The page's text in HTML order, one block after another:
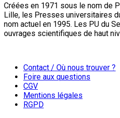
Créées en 1971 sous le nom de
Lille, les Presses universitaires
nom actuel en 1995. Les PU du
ouvrages scientifiques de haut
Contact / Où nous trouver ?
Foire aux questions
CGV
Mentions légales
RGPD